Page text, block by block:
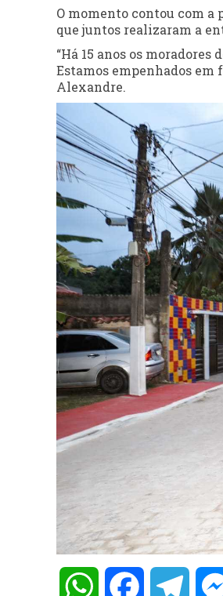
O momento contou com a
que juntos realizaram a
“Há 15 anos os
Estamos empenhados
Alexandre.
WhatsAppFacebook